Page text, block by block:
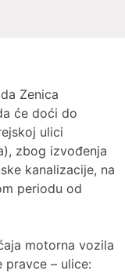
Zenica
će doći do
ulici
zbog izvođenja
kanalizacije, na
periodu od
motorna vozila
– ulice: